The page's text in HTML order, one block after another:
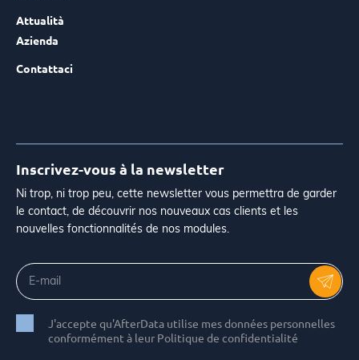
Attualità
Azienda
Contattaci
Inscrivez-vous à la newsletter
Ni trop, ni trop peu, cette newsletter vous permettra de garder
le contact, de découvrir nos nouveaux cas clients et les
nouvelles fonctionnalités de nos modules.
J'accepte qu'AfterData utilise mes données personnelles
conformément à leur Politique de confidentialité